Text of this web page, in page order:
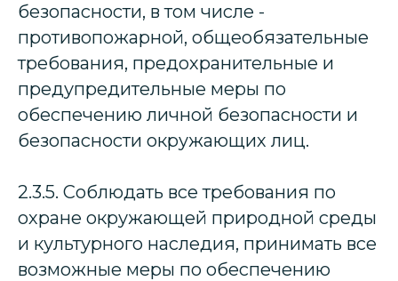
безопасности, в том числе -
противопожарной, общеобязательные
требования, предохранительные и
предупредительные меры по
обеспечению личной безопасности и
безопасности окружающих лиц.
2.3.5. Соблюдать все требования по
охране окружающей природной среды
и культурного наследия, принимать все
возможные меры по обеспечению